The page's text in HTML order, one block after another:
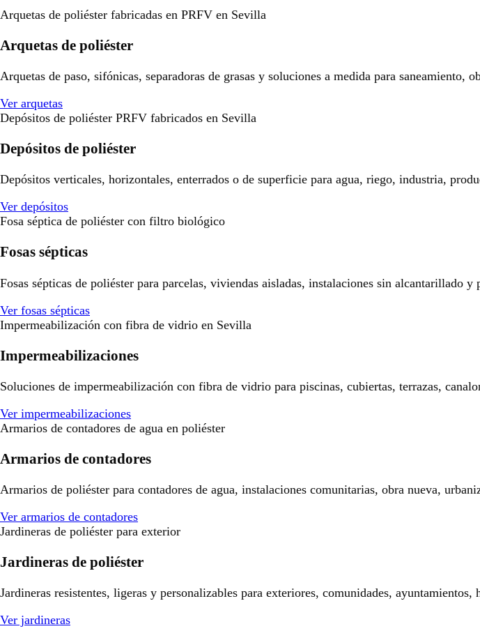
Arquetas de poliéster fabricadas en PRFV en Sevilla
Arquetas de poliéster
Arquetas de paso, sifónicas, separadoras de grasas y soluciones a medida para saneamiento,
Ver arquetas
Depósitos de poliéster PRFV fabricados en Sevilla
Depósitos de poliéster
Depósitos verticales, horizontales, enterrados o de superficie para agua, riego, industria,
Ver depósitos
Fosa séptica de poliéster con filtro biológico
Fosas sépticas
Fosas sépticas de poliéster para parcelas, viviendas aisladas, instalaciones sin alcantarillado
Ver fosas sépticas
Impermeabilización con fibra de vidrio en Sevilla
Impermeabilizaciones
Soluciones de impermeabilización con fibra de vidrio para piscinas, cubiertas, terrazas,
Ver impermeabilizaciones
Armarios de contadores de agua en poliéster
Armarios de contadores
Armarios de poliéster para contadores de agua, instalaciones comunitarias, obra nueva,
Ver armarios de contadores
Jardineras de poliéster para exterior
Jardineras de poliéster
Jardineras resistentes, ligeras y personalizables para exteriores, comunidades, ayuntamientos,
Ver jardineras